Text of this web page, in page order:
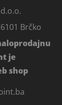
Brčko
je
shop